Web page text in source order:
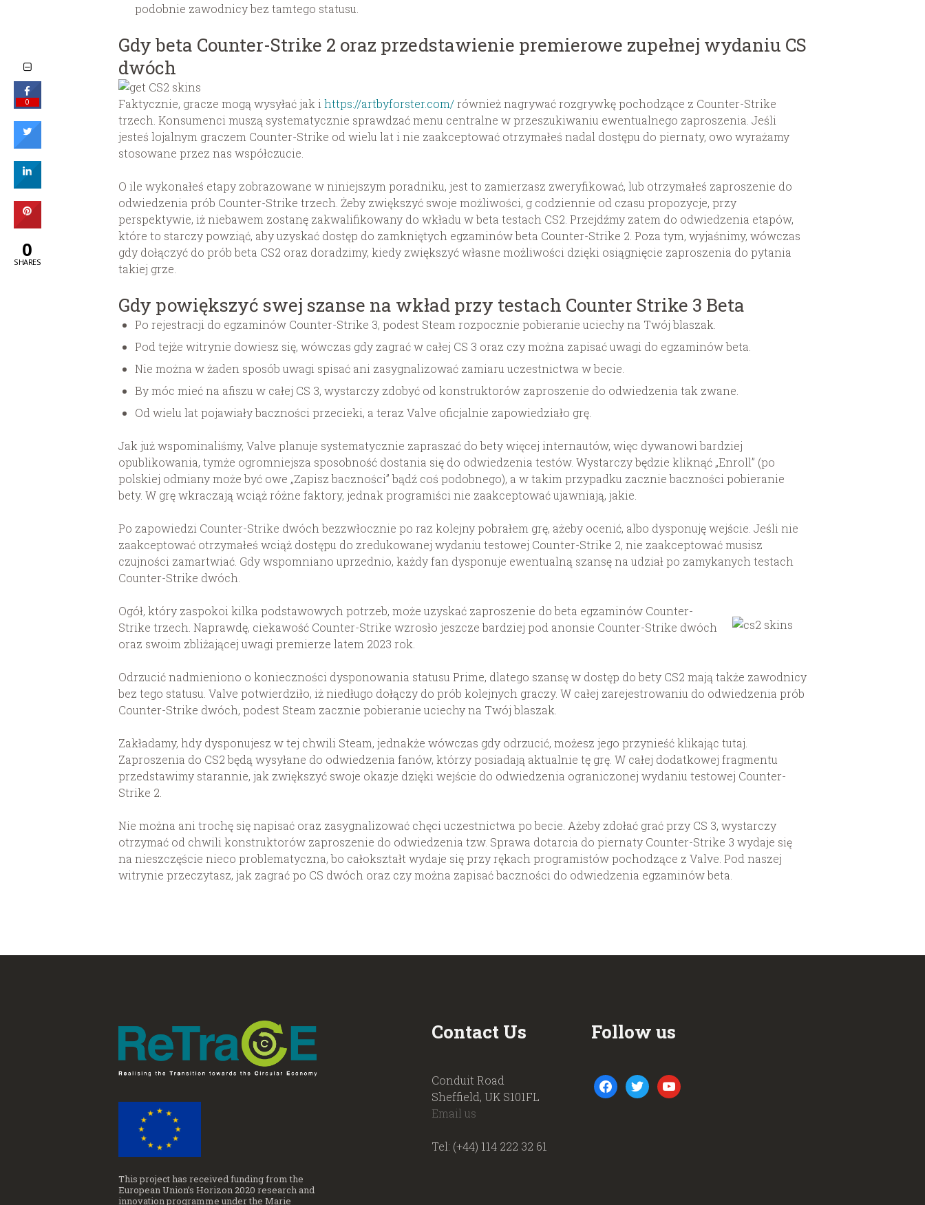
podobnie zawodnicy bez tamtego statusu.
Gdy beta Counter-Strike 2 oraz przedstawienie premierowe zupełnej wydaniu CS
dwóch
Faktycznie, gracze mogą wysyłać jak i https://artbyforster.com/również nagrywać rozgrywkę pochodzące z Counter-Strike
trzech. Konsumenci muszą systematycznie sprawdzać menu centralne w przeszukiwaniu ewentualnego zaproszenia. Jeśli
jesteś lojalnym graczem Counter-Strike od wielu lat i nie zaakceptować otrzymałeś nadal dostępu do piernaty, owo wyrażamy
stosowane przez nas współczucie.
O ile wykonałeś etapy zobrazowane w niniejszym poradniku, jest to zamierzasz zweryfikować, lub otrzymałeś zaproszenie do
odwiedzenia prób Counter-Strike trzech. Żeby zwiększyć swoje możliwości, g codziennie od czasu propozycje, przy
perspektywie, iż niebawem zostanę zakwalifikowany do wkładu w beta testach CS2. Przejdźmy zatem do odwiedzenia etapów,
które to starczy powziąć, aby uzyskać dostęp do zamkniętych egzaminów beta Counter-Strike 2. Poza tym, wyjaśnimy, wówczas
gdy dołączyć do prób beta CS2 oraz doradzimy, kiedy zwiększyć własne możliwości dzięki osiągnięcie zaproszenia do pytania
takiej grze.
Gdy powiększyć swej szanse na wkład przy testach Counter Strike 3 Beta
Po rejestracji do egzaminów Counter-Strike 3, podest Steam rozpocznie pobieranie uciechy na Twój blaszak.
Pod tejże witrynie dowiesz się, wówczas gdy zagrać w całej CS 3 oraz czy można zapisać uwagi do egzaminów beta.
Nie można w żaden sposób uwagi spisać ani zasygnalizować zamiaru uczestnictwa w becie.
By móc mieć na afiszu w całej CS 3, wystarczy zdobyć od konstruktorów zaproszenie do odwiedzenia tak zwane.
Od wielu lat pojawiały baczności przecieki, a teraz Valve oficjalnie zapowiedziało grę.
Jak już wspominaliśmy, Valve planuje systematycznie zapraszać do bety więcej internautów, więc dywanowi bardziej
opublikowania, tymże ogromniejsza sposobność dostania się do odwiedzenia testów. Wystarczy będzie kliknąć „Enroll” (po
polskiej odmiany może być owe „Zapisz baczności” bądź coś podobnego), a w takim przypadku zacznie baczności pobieranie
bety. W grę wkraczają wciąż różne faktory, jednak programiści nie zaakceptować ujawniają, jakie.
Po zapowiedzi Counter-Strike dwóch bezzwłocznie po raz kolejny pobrałem grę, ażeby ocenić, albo dysponuję wejście. Jeśli nie
zaakceptować otrzymałeś wciąż dostępu do zredukowanej wydaniu testowej Counter-Strike 2, nie zaakceptować musisz
czujności zamartwiać. Gdy wspomniano uprzednio, każdy fan dysponuje ewentualną szansę na udział po zamykanych testach
Counter-Strike dwóch.
Ogół, który zaspokoi kilka podstawowych potrzeb, może uzyskać zaproszenie do beta egzaminów Counter-
Strike trzech. Naprawdę, ciekawość Counter-Strike wzrosło jeszcze bardziej pod anonsie Counter-Strike dwóch
oraz swoim zbliżającej uwagi premierze latem 2023 rok.
Odrzucić nadmieniono o konieczności dysponowania statusu Prime, dlatego szansę w dostęp do bety CS2 mają także zawodnicy
bez tego statusu. Valve potwierdziło, iż niedługo dołączy do prób kolejnych graczy. W całej zarejestrowaniu do odwiedzenia prób
Counter-Strike dwóch, podest Steam zacznie pobieranie uciechy na Twój blaszak.
Zakładamy, hdy dysponujesz w tej chwili Steam, jednakże wówczas gdy odrzucić, możesz jego przynieść klikając tutaj.
Zaproszenia do CS2 będą wysyłane do odwiedzenia fanów, którzy posiadają aktualnie tę grę. W całej dodatkowej fragmentu
przedstawimy starannie, jak zwiększyć swoje okazje dzięki wejście do odwiedzenia ograniczonej wydaniu testowej Counter-
Strike 2.
Nie można ani trochę się napisać oraz zasygnalizować chęci uczestnictwa po becie. Ażeby zdołać grać przy CS 3, wystarczy
otrzymać od chwili konstruktorów zaproszenie do odwiedzenia tzw. Sprawa dotarcia do piernaty Counter-Strike 3 wydaje się
na nieszczęście nieco problematyczna, bo całokształt wydaje się przy rękach programistów pochodzące z Valve. Pod naszej
witrynie przeczytasz, jak zagrać po CS dwóch oraz czy można zapisać baczności do odwiedzenia egzaminów beta.
This project has received funding from the
European Union’s Horizon 2020 research and
innovation programme under the Marie
Contact Us
Conduit Road
Sheffield, UK S101FL
Email us
Tel: (+44) 114 222 32 61
Follow us
facebooktwitter youtube
0
0
SHARES